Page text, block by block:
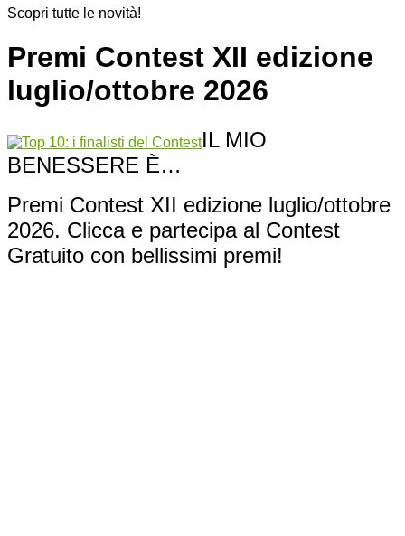
Scopri tutte le novità!
Premi Contest XII edizione
luglio/ottobre 2026
IL MIO
BENESSERE È…
Premi Contest XII edizione luglio/ottobre
2026. Clicca e partecipa al Contest
Gratuito con bellissimi premi!